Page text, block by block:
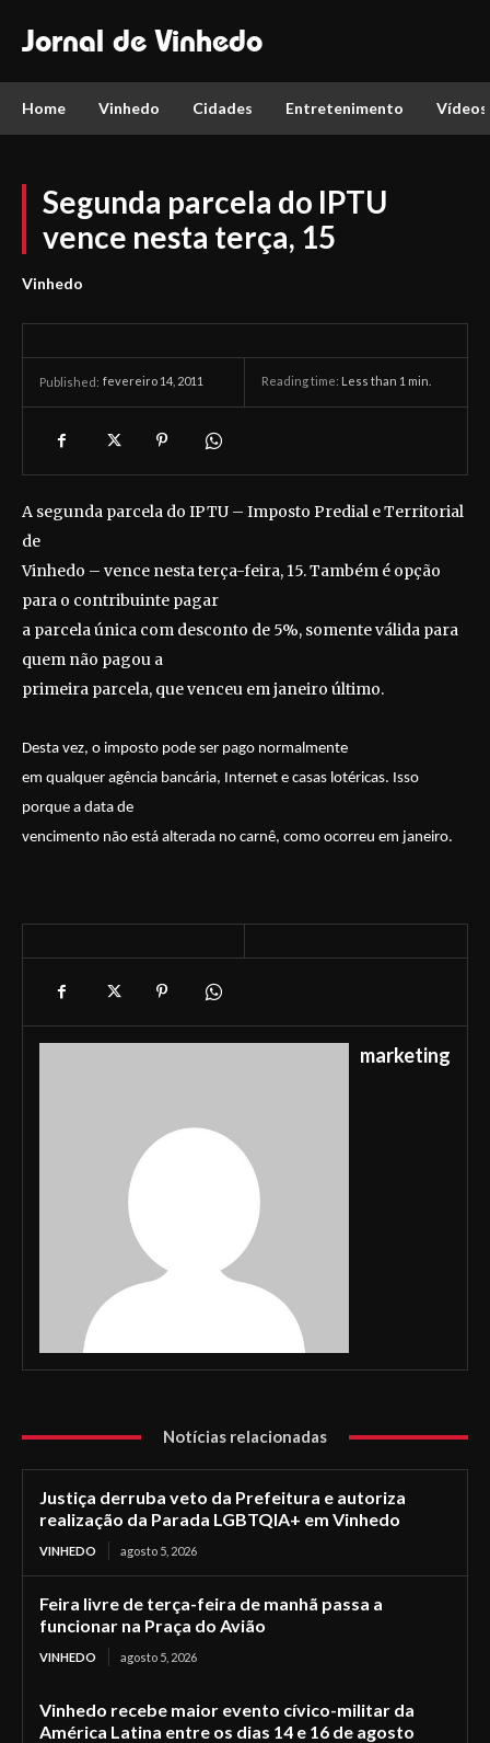
Jornal de Vinhedo
Home Vinhedo Cidades Entretenimento Vídeos
Segunda parcela do IPTU
vence nesta terça, 15
Vinhedo
Published: fevereiro 14, 2011 Reading time: Less than 1 min.
A segunda parcela do IPTU – Imposto Predial e Territorial
de
Vinhedo – vence nesta terça-feira, 15. Também é opção
para o contribuinte pagar
a parcela única com desconto de 5%, somente válida para
quem não pagou a
primeira parcela, que venceu em janeiro último.
Desta vez, o imposto pode ser pago normalmente
em qualquer agência bancária, Internet e casas lotéricas. Isso
porque a data de
vencimento não está alterada no carnê, como ocorreu em janeiro.
marketing
Notícias relacionadas
Justiça derruba veto da Prefeitura e autoriza
realização da Parada LGBTQIA+ em Vinhedo
VINHEDO agosto 5, 2026
Feira livre de terça-feira de manhã passa a
funcionar na Praça do Avião
VINHEDO agosto 5, 2026
Vinhedo recebe maior evento cívico-militar da
América Latina entre os dias 14 e 16 de agosto